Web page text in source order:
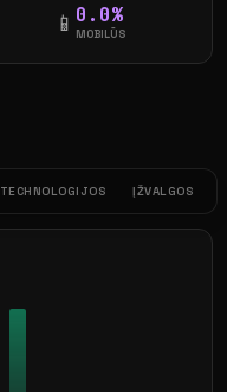
📱 0.0%
MOBILŪS
TECHNOLOGIJOS ĮŽVALGOS